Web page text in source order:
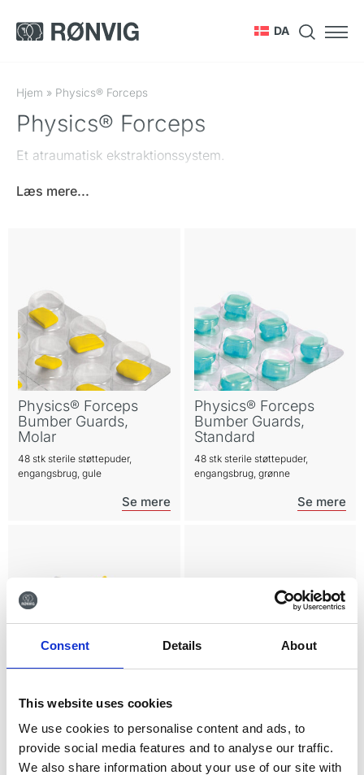
Consent Details About
This website uses cookies
We use cookies to personalise content and ads, to
provide social media features and to analyse our traffic.
We also share information about your use of our site with
DA
Hjem » Physics® Forceps
Physics® Forceps
Et atraumatisk ekstraktionssystem.
Læs mere...
Physics® Forceps
Bumber Guards,
Molar
48 stk sterile støttepuder,
engangsbrug, gule
Physics® Forceps
Bumber Guards,
Standard
48 stk sterile støttepuder,
engangsbrug, grønne
Physics® Forceps
Består af 2 instrumenter samt 12
støttepuder.
underkæbe samt 24 støttepuder